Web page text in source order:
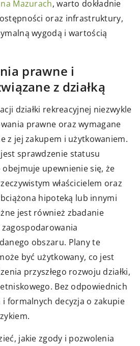
Mazurach, warto dokładnie
oraz infrastruktury,
wygodą i wartością
prawne i
z działką
działki rekreacyjnej niezwykle
prawne oraz wymagane
z jej zakupem i użytkowaniem.
sprawdzenie statusu
obejmuje upewnienie się, że
właścicielem oraz
hipoteką lub innymi
jest również zbadanie
obszaru. Plany te
być użytkowany, co jest
przyszłego rozwoju działki,
Bez odpowiednich
formalnych decyzja o zakupie
jakie zgody i pozwolenia